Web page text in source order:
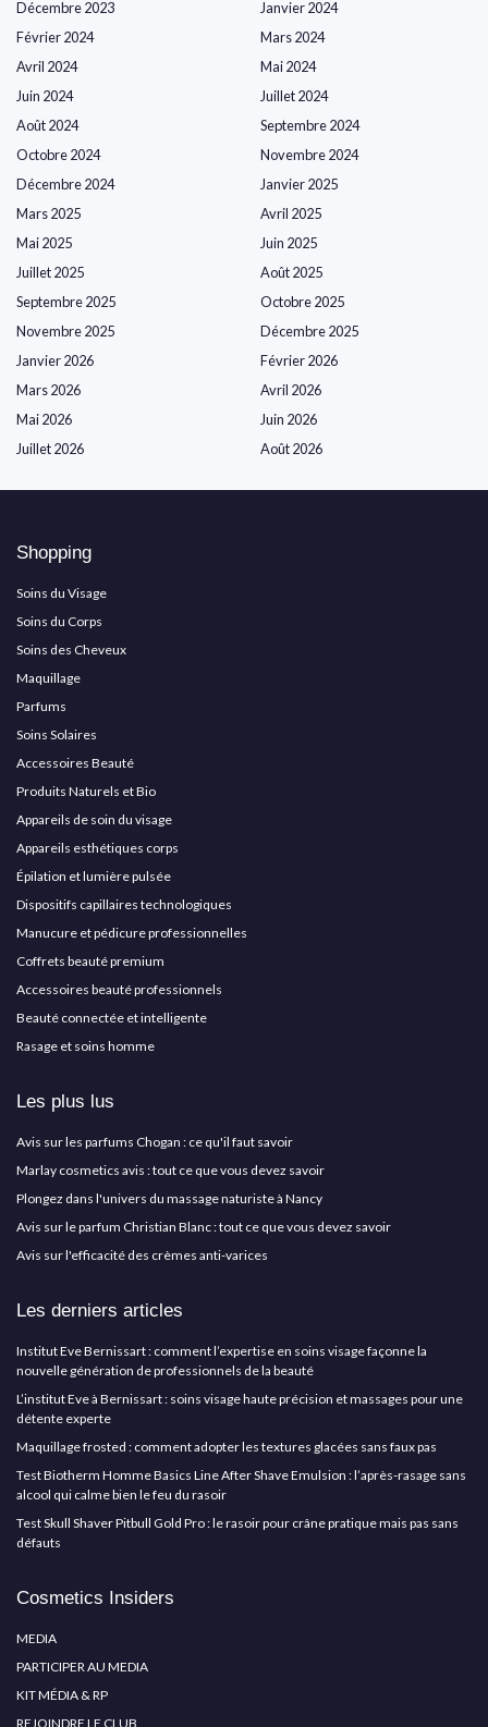
Décembre 2023
Janvier 2024
Février 2024
Mars 2024
Avril 2024
Mai 2024
Juin 2024
Juillet 2024
Août 2024
Septembre 2024
Octobre 2024
Novembre 2024
Décembre 2024
Janvier 2025
Mars 2025
Avril 2025
Mai 2025
Juin 2025
Juillet 2025
Août 2025
Septembre 2025
Octobre 2025
Novembre 2025
Décembre 2025
Janvier 2026
Février 2026
Mars 2026
Avril 2026
Mai 2026
Juin 2026
Juillet 2026
Août 2026
Shopping
Soins du Visage
Soins du Corps
Soins des Cheveux
Maquillage
Parfums
Soins Solaires
Accessoires Beauté
Produits Naturels et Bio
Appareils de soin du visage
Appareils esthétiques corps
Épilation et lumière pulsée
Dispositifs capillaires technologiques
Manucure et pédicure professionnelles
Coffrets beauté premium
Accessoires beauté professionnels
Beauté connectée et intelligente
Rasage et soins homme
Les plus lus
Avis sur les parfums Chogan : ce qu'il faut savoir
Marlay cosmetics avis : tout ce que vous devez savoir
Plongez dans l'univers du massage naturiste à Nancy
Avis sur le parfum Christian Blanc : tout ce que vous devez savoir
Avis sur l'efficacité des crèmes anti-varices
Les derniers articles
Institut Eve Bernissart : comment l’expertise en soins visage façonne la
nouvelle génération de professionnels de la beauté
L’institut Eve à Bernissart : soins visage haute précision et massages pour une
détente experte
Maquillage frosted : comment adopter les textures glacées sans faux pas
Test Biotherm Homme Basics Line After Shave Emulsion : l’après-rasage sans
alcool qui calme bien le feu du rasoir
Test Skull Shaver Pitbull Gold Pro : le rasoir pour crâne pratique mais pas sans
défauts
Cosmetics Insiders
MEDIA
PARTICIPER AU MEDIA
KIT MÉDIA & RP
REJOINDRE LE CLUB